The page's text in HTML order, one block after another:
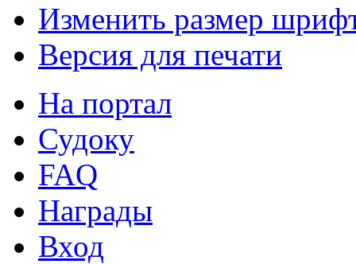
Изменить размер
Версия для печати
На портал
Судоку
FAQ
Награды
Вход